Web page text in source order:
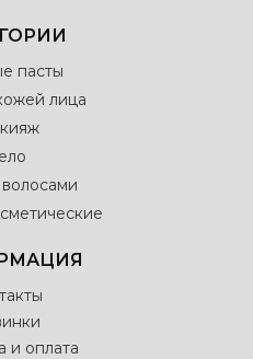
пасты
лица
и оплата